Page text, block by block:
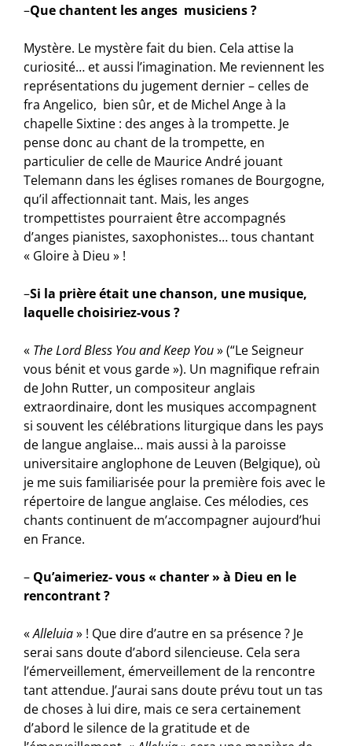
–Que chantent les anges musiciens ?
Mystère. Le mystère fait du bien. Cela attise la
curiosité… et aussi l’imagination. Me reviennent les
représentations du jugement dernier – celles de
fra Angelico, bien sûr, et de Michel Ange à la
chapelle Sixtine : des anges à la trompette. Je
pense donc au chant de la trompette, en
particulier de celle de Maurice André jouant
Telemann dans les églises romanes de Bourgogne,
qu’il affectionnait tant. Mais, les anges
trompettistes pourraient être accompagnés
d’anges pianistes, saxophonistes… tous chantant
« Gloire à Dieu » !
–Si la prière était une chanson, une musique,
laquelle choisiriez-vous ?
« The Lord Bless You and Keep You» (“Le Seigneur
vous bénit et vous garde »). Un magnifique refrain
de John Rutter, un compositeur anglais
extraordinaire, dont les musiques accompagnent
si souvent les célébrations liturgique dans les pays
de langue anglaise… mais aussi à la paroisse
universitaire anglophone de Leuven (Belgique), où
je me suis familiarisée pour la première fois avec le
répertoire de langue anglaise. Ces mélodies, ces
chants continuent de m’accompagner aujourd’hui
en France.
– Qu’aimeriez- vous « chanter » à Dieu en le
rencontrant ?
«Alleluia» ! Que dire d’autre en sa présence ? Je
serai sans doute d’abord silencieuse. Cela sera
l’émerveillement, émerveillement de la rencontre
tant attendue. J’aurai sans doute prévu tout un tas
de choses à lui dire, mais ce sera certainement
d’abord le silence de la gratitude et de